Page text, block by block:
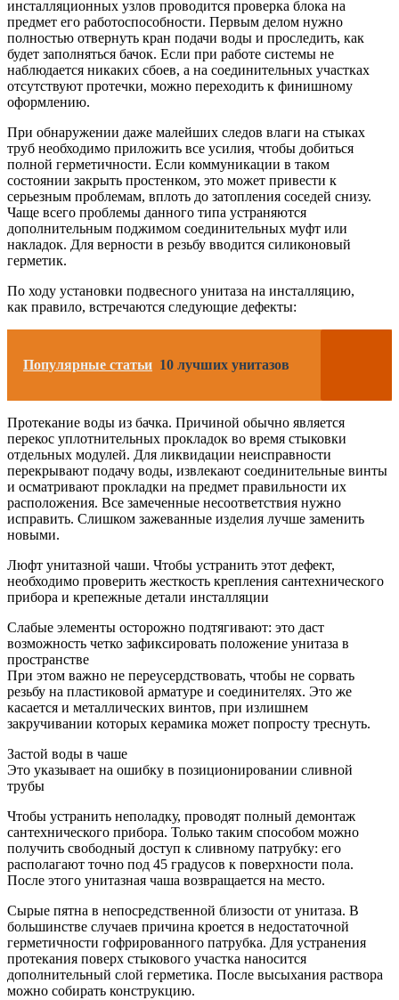
инсталляционных узлов проводится проверка блока на
предмет его работоспособности. Первым делом нужно
полностью отвернуть кран подачи воды и проследить, как
будет заполняться бачок. Если при работе системы не
наблюдается никаких сбоев, а на соединительных участках
отсутствуют протечки, можно переходить к финишному
оформлению.
При обнаружении даже малейших следов влаги на стыках
труб необходимо приложить все усилия, чтобы добиться
полной герметичности. Если коммуникации в таком
состоянии закрыть простенком, это может привести к
серьезным проблемам, вплоть до затопления соседей снизу.
Чаще всего проблемы данного типа устраняются
дополнительным поджимом соединительных муфт или
накладок. Для верности в резьбу вводится силиконовый
герметик.
По ходу установки подвесного унитаза на инсталляцию,
как правило, встречаются следующие дефекты:
Популярные статьи 10 лучших унитазов
Протекание воды из бачка. Причиной обычно является
перекос уплотнительных прокладок во время стыковки
отдельных модулей. Для ликвидации неисправности
перекрывают подачу воды, извлекают соединительные винты
и осматривают прокладки на предмет правильности их
расположения. Все замеченные несоответствия нужно
исправить. Слишком зажеванные изделия лучше заменить
новыми.
Люфт унитазной чаши. Чтобы устранить этот дефект,
необходимо проверить жесткость крепления сантехнического
прибора и крепежные детали инсталляции
Слабые элементы осторожно подтягивают: это даст
возможность четко зафиксировать положение унитаза в
пространстве
При этом важно не переусердствовать, чтобы не сорвать
резьбу на пластиковой арматуре и соединителях. Это же
касается и металлических винтов, при излишнем
закручивании которых керамика может попросту треснуть.
Застой воды в чаше
Это указывает на ошибку в позиционировании сливной
трубы
Чтобы устранить неполадку, проводят полный демонтаж
сантехнического прибора. Только таким способом можно
получить свободный доступ к сливному патрубку: его
располагают точно под 45 градусов к поверхности пола.
После этого унитазная чаша возвращается на место.
Сырые пятна в непосредственной близости от унитаза. В
большинстве случаев причина кроется в недостаточной
герметичности гофрированного патрубка. Для устранения
протекания поверх стыкового участка наносится
дополнительный слой герметика. После высыхания раствора
можно собирать конструкцию.